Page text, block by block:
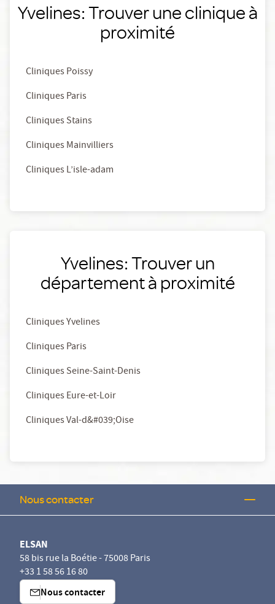
Yvelines: Trouver une clinique à
proximité
Cliniques Poissy
Cliniques Paris
Cliniques Stains
Cliniques Mainvilliers
Cliniques L’isle-adam
Yvelines: Trouver un
département à proximité
Cliniques Yvelines
Cliniques Paris
Cliniques Seine-Saint-Denis
Cliniques Eure-et-Loir
Cliniques Val-d&#039;Oise
Nous contacter
ELSAN
58 bis rue la Boétie - 75008 Paris
+33 1 58 56 16 80
Nous contacter